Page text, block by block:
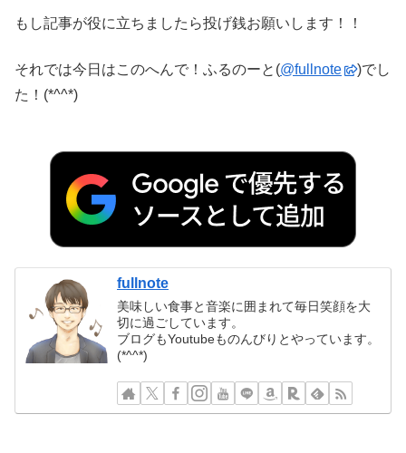
もし記事が役に立ちましたら投げ銭お願いします！！
それでは今日はこのへんで！ふるのーと(@fullnote
)でし
た！(*^^*)
fullnote
美味しい食事と音楽に囲まれて毎日笑顔を大
切に過ごしています。
ブログもYoutubeものんびりとやっています。
(*^^*)